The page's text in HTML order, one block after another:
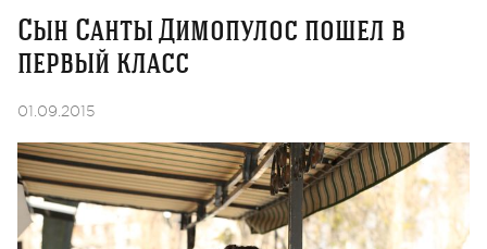
Сын Санты Димопулос пошел в
первый класс
01.09.2015